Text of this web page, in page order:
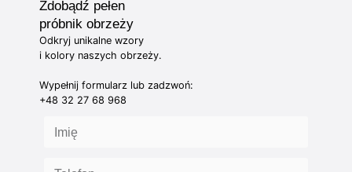
Zdobądź pełen
próbnik obrzeży
Odkryj unikalne wzory
i kolory naszych obrzeży.
Wypełnij formularz lub zadzwoń:
+48 32 27 68 968